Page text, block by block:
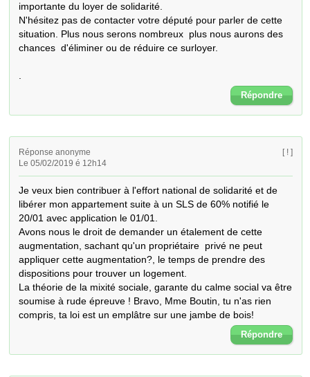
importante du loyer de solidarité.
N'hésitez pas de contacter votre député pour parler de cette
situation. Plus nous serons nombreux  plus nous aurons des
chances  d'éliminer ou de réduire ce surloyer.
Répondre
Réponse anonyme
Le 05/02/2019 é 12h14
[ ! ]
Je veux bien contribuer à l'effort national de solidarité et de
libérer mon appartement suite à un SLS de 60% notifié le
20/01 avec application le 01/01.
Avons nous le droit de demander un étalement de cette
augmentation, sachant qu'un propriétaire  privé ne peut
appliquer cette augmentation?, le temps de prendre des
dispositions pour trouver un logement.
La théorie de la mixité sociale, garante du calme social va être
soumise à rude épreuve ! Bravo, Mme Boutin, tu n'as rien
compris, ta loi est un emplâtre sur une jambe de bois!
Répondre